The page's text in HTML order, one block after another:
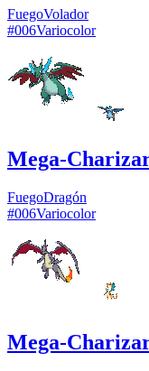
FuegoVolador
#006Variocolor
Mega-
FuegoDragón
#006Variocolor
Mega-